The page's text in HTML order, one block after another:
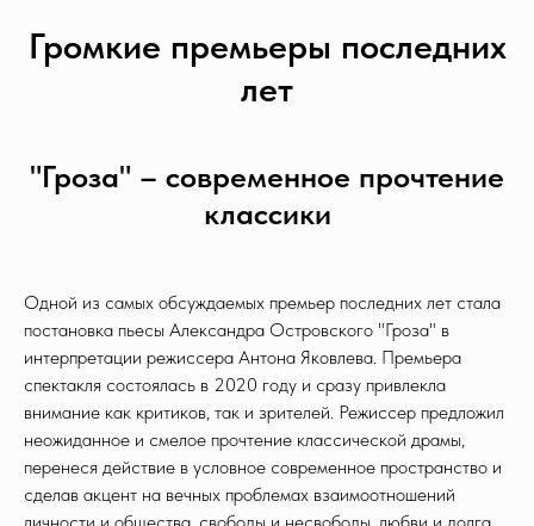
Громкие премьеры последних
лет
"Гроза" – современное прочтение
классики
Одной из самых обсуждаемых премьер последних лет стала
постановка пьесы Александра Островского "Гроза" в
интерпретации режиссера Антона Яковлева. Премьера
спектакля состоялась в 2020 году и сразу привлекла
внимание как критиков, так и зрителей. Режиссер предложил
неожиданное и смелое прочтение классической драмы,
перенеся действие в условное современное пространство и
сделав акцент на вечных проблемах взаимоотношений